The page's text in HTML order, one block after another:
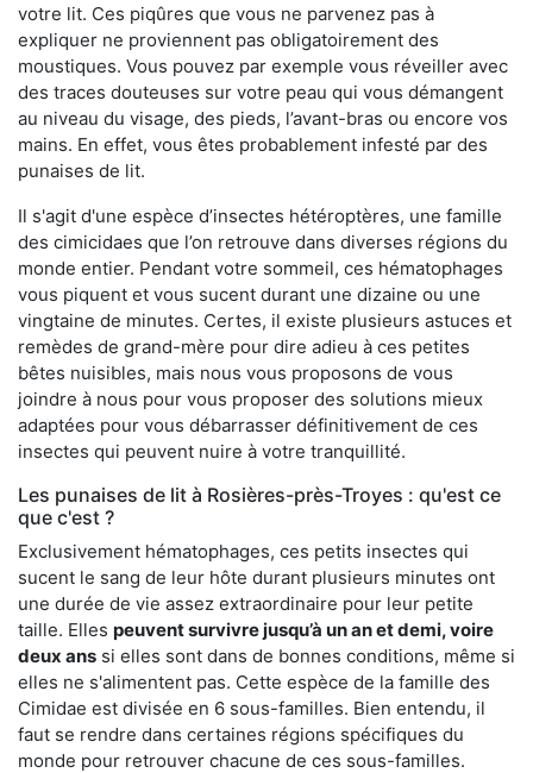
votre lit. Ces piqûres que vous ne parvenez pas à
expliquer ne proviennent pas obligatoirement des
moustiques. Vous pouvez par exemple vous réveiller avec
des traces douteuses sur votre peau qui vous démangent
au niveau du visage, des pieds, l’avant-bras ou encore vos
mains. En effet, vous êtes probablement infesté par des
punaises de lit.
Il s'agit d'une espèce d’insectes hétéroptères, une famille
des cimicidaes que l’on retrouve dans diverses régions du
monde entier. Pendant votre sommeil, ces hématophages
vous piquent et vous sucent durant une dizaine ou une
vingtaine de minutes. Certes, il existe plusieurs astuces et
remèdes de grand-mère pour dire adieu à ces petites
bêtes nuisibles, mais nous vous proposons de vous
joindre à nous pour vous proposer des solutions mieux
adaptées pour vous débarrasser définitivement de ces
insectes qui peuvent nuire à votre tranquillité.
Les punaises de lit à Rosières-près-Troyes : qu'est ce
que c'est ?
Exclusivement hématophages, ces petits insectes qui
sucent le sang de leur hôte durant plusieurs minutes ont
une durée de vie assez extraordinaire pour leur petite
taille. Elles peuvent survivre jusqu’à un an et demi, voire
deux ans si elles sont dans de bonnes conditions, même si
elles ne s'alimentent pas. Cette espèce de la famille des
Cimidae est divisée en 6 sous-familles. Bien entendu, il
faut se rendre dans certaines régions spécifiques du
monde pour retrouver chacune de ces sous-familles.